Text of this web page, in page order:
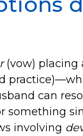
(vow) placing
can
something
involving